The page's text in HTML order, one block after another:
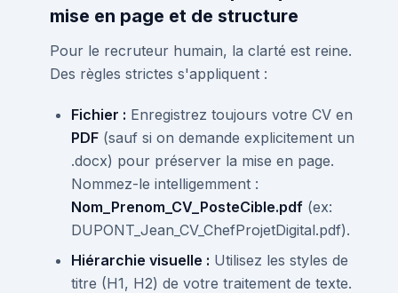
mise en page et de structure
Pour le recruteur humain, la clarté est reine.
Des règles strictes s'appliquent :
Fichier : Enregistrez toujours votre CV en
PDF (sauf si on demande explicitement un
.docx) pour préserver la mise en page.
Nommez-le intelligemment :
Nom_Prenom_CV_PosteCible.pdf (ex:
DUPONT_Jean_CV_ChefProjetDigital.pdf).
Hiérarchie visuelle : Utilisez les styles de
titre (H1, H2) de votre traitement de texte.